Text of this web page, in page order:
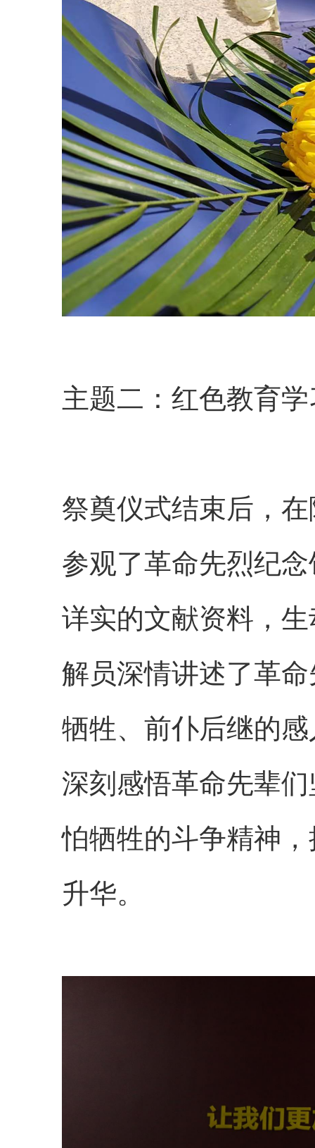
主题二：红色教育
祭奠仪式结束后，
参观了革命先烈纪
详实的文献资料，
解员深情讲述了革
牺牲、前仆后继的
深刻感悟革命先辈
怕牺牲的斗争精神
升华。